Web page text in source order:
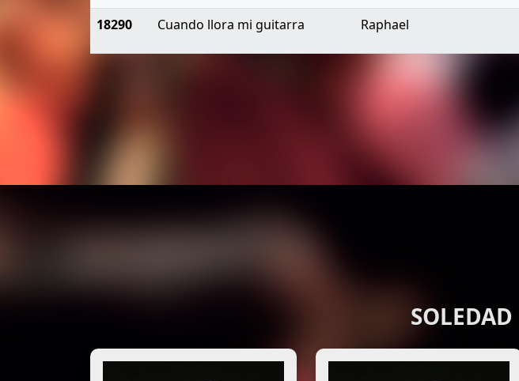
18290 Cuando llora mi guitarra Raphael